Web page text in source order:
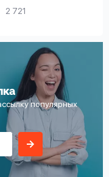
2 721
популярных